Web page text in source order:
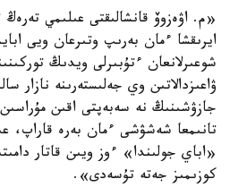
«م. اۋەزوۆ قانشالىقتى عىلىمي
ايرىقشا ءمان بەرىپ وتىرعان ويى
شوعىرلانعان ءتۇبىرلى ويدىڭ
ۋاعىزدالاتىن وي جەلىستەرىنە نازار
جازۋشىنىڭ نە سەبەپتى اقىن
تانىمعا شەشۋشى ءمان بەرە قاراپ،
«اباي جولىندا» ءوز ويىن قاتار
كوزىمىز جەتە تۇسەدى».